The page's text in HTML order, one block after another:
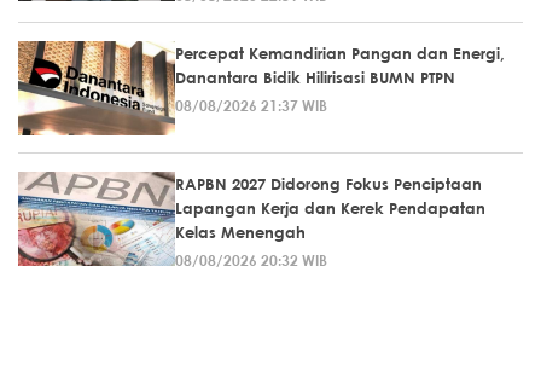
Percepat Kemandirian Pangan dan Energi,
Danantara Bidik Hilirisasi BUMN PTPN
08/08/2026 21:37 WIB
RAPBN 2027 Didorong Fokus Penciptaan
Lapangan Kerja dan Kerek Pendapatan
Kelas Menengah
08/08/2026 20:32 WIB